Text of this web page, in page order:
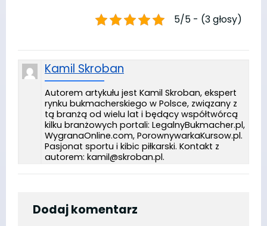
5/5 - (3 głosy)
Kamil Skroban
Autorem artykułu jest Kamil Skroban, ekspert
rynku bukmacherskiego w Polsce, związany z
tą branżą od wielu lat i będący współtwórcą
kilku branżowych portali: LegalnyBukmacher.pl,
WygranaOnline.com, PorownywarkaKursow.pl.
Pasjonat sportu i kibic piłkarski. Kontakt z
autorem: kamil@skroban.pl.
Dodaj komentarz